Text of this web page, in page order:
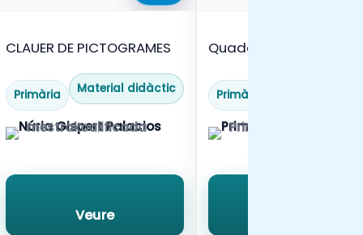
CLAUER DE PICTOGRAMES
Primària Material didàctic
mestrakoalificada
Veure
Quadern docent_Curs
Primària
Primers